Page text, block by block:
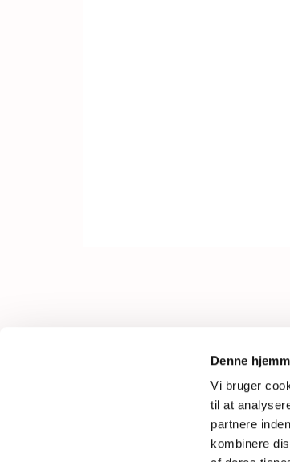
Denne
Vi bruger
til at
partnere
kombinere
Mail: saedden.sogn@km.dk